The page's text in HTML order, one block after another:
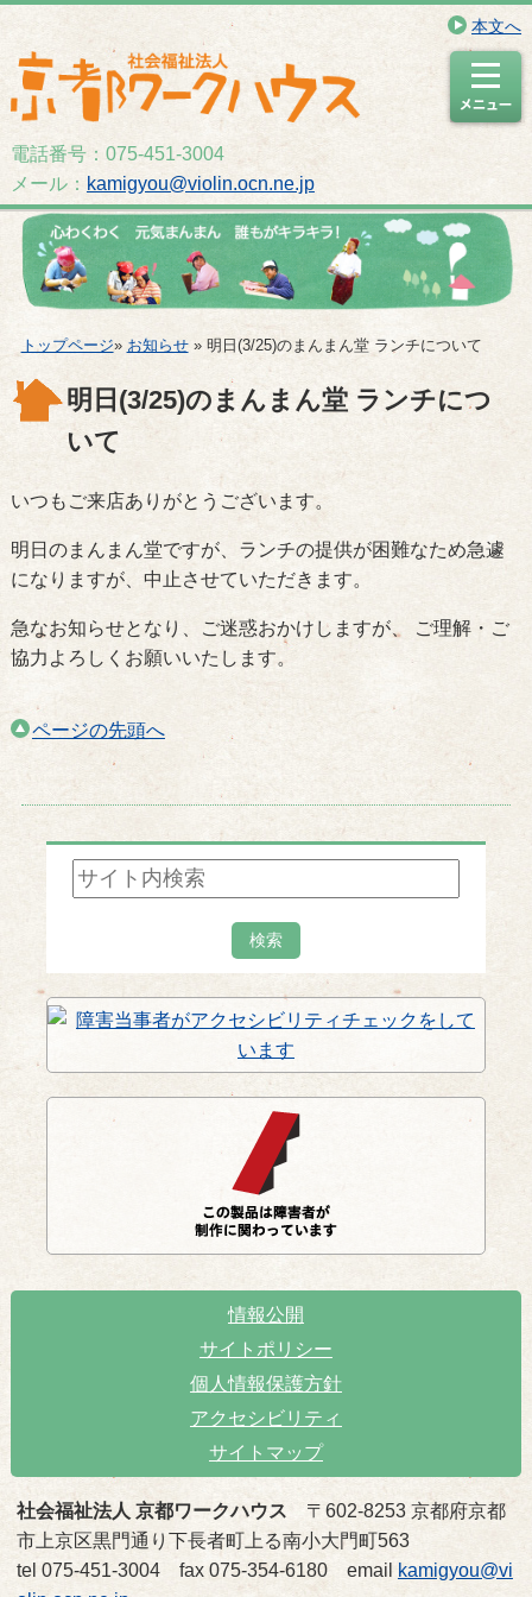
本文へ
電話番号：075-451-3004
メール： kamigyou@violin.ocn.ne.jp
トップページ» お知らせ» 明日(3/25)のまんまん堂 ランチについて
明日(3/25)のまんまん堂 ランチにつ
いて
いつもご来店ありがとうございます。
明日のまんまん堂ですが、ランチの提供が困難なため急遽
になりますが、中止させていただきます。
急なお知らせとなり、ご迷惑おかけしますが、 ご理解・ご
協力よろしくお願いいたします。
ページの先頭へ
情報公開
サイトポリシー
個人情報保護方針
アクセシビリティ
サイトマップ
社会福祉法人 京都ワークハウス 〒602-8253 京都府京都
市上京区黒門通り下長者町上る南小大門町563
tel 075-451-3004 fax 075-354-6180 email
kamigyou@vi